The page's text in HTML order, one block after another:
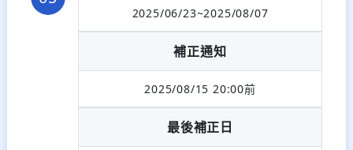
2025/06/23~2025/08/07
補正通知
2025/08/15 20:00前
最後補正日